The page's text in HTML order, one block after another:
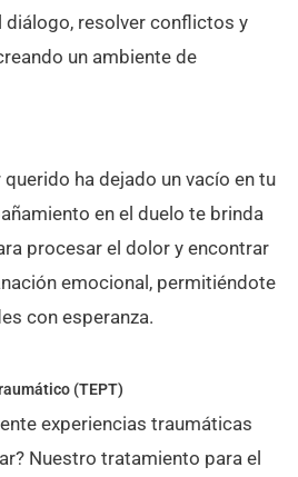
diálogo, resolver conflictos y
un ambiente de
ha dejado un vacío en tu
en el duelo te brinda
procesar el dolor y encontrar
emocional, permitiéndote
con esperanza.
(TEPT)​
experiencias traumáticas
Nuestro tratamiento para el